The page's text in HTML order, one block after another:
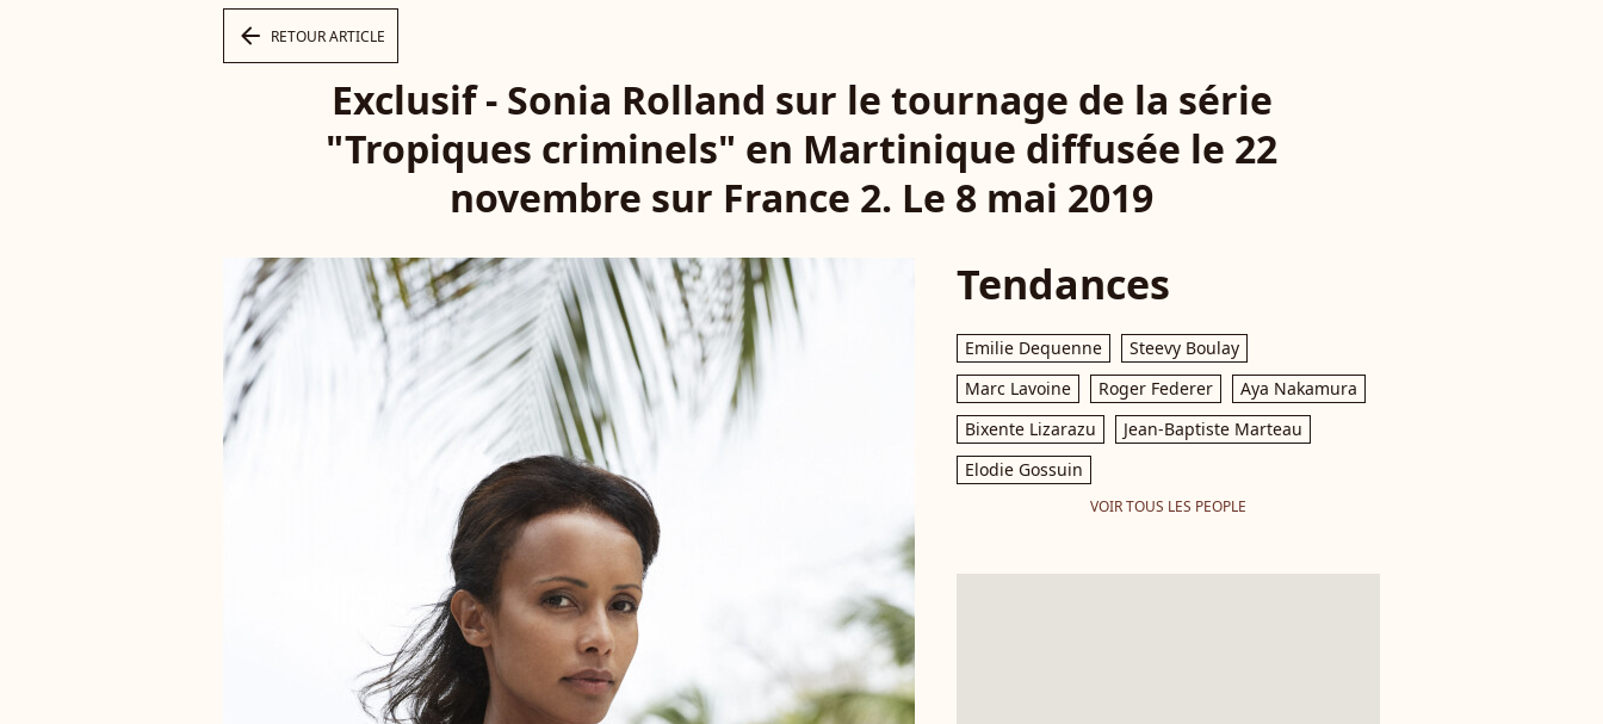
arrow_left RETOUR ARTICLE
Exclusif - Sonia Rolland sur le tournage de la série
"Tropiques criminels" en Martinique diffusée le 22
novembre sur France 2. Le 8 mai 2019
Tendances
Emilie Dequenne
Steevy Boulay
Marc Lavoine
Roger Federer
Aya Nakamura
Bixente Lizarazu
Jean-Baptiste Marteau
Elodie Gossuin
VOIR TOUS LES PEOPLE